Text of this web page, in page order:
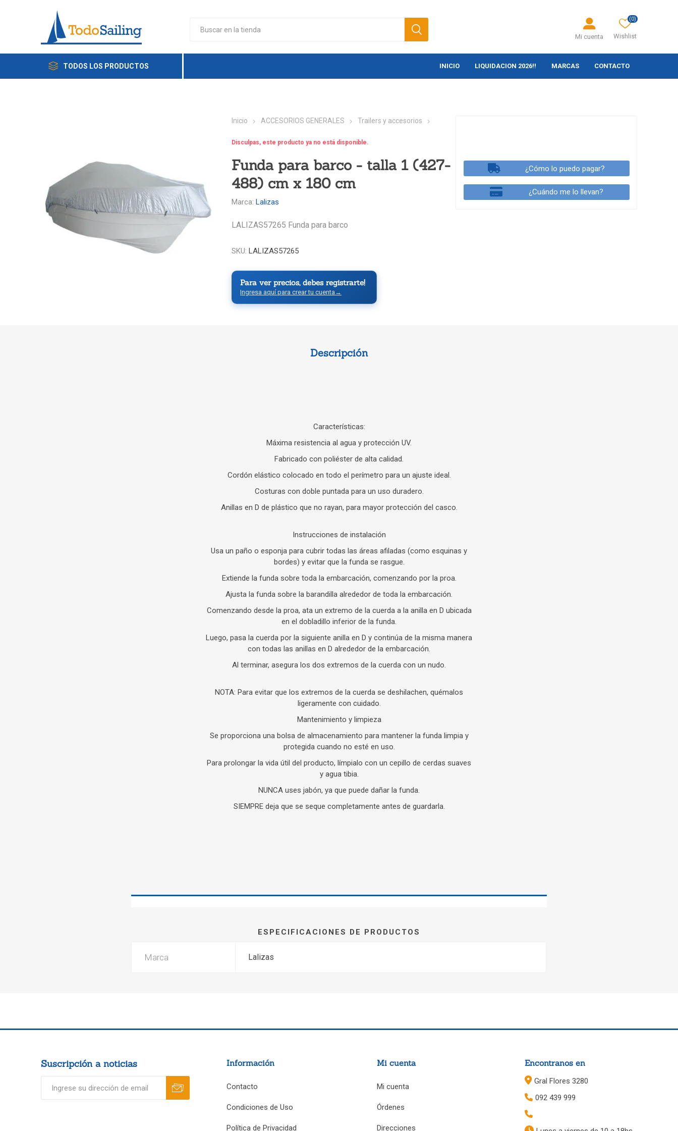
Mi cuenta Wishlist
(0)
TODOS LOS PRODUCTOS INICIO LIQUIDACION 2026!! MARCAS CONTACTO
Inicio ACCESORIOS GENERALES Trailers y accesorios
Disculpas, este producto ya no está disponible.
Funda para barco - talla 1 (427-
488) cm x 180 cm
Marca: Lalizas
LALIZAS57265 Funda para barco
SKU: LALIZAS57265
Para ver precios, debes registrarte!
Ingresa aquí para crear tu cuenta →
¿Cómo lo puedo pagar?
¿Cuándo me lo llevan?
Descripción
Características:
Máxima resistencia al agua y protección UV.
Fabricado con poliéster de alta calidad.
Cordón elástico colocado en todo el perímetro para un ajuste ideal.
Costuras con doble puntada para un uso duradero.
Anillas en D de plástico que no rayan, para mayor protección del casco.
Instrucciones de instalación
Usa un paño o esponja para cubrir todas las áreas afiladas (como esquinas y
bordes) y evitar que la funda se rasgue.
Extiende la funda sobre toda la embarcación, comenzando por la proa.
Ajusta la funda sobre la barandilla alrededor de toda la embarcación.
Comenzando desde la proa, ata un extremo de la cuerda a la anilla en D ubicada
en el dobladillo inferior de la funda.
Luego, pasa la cuerda por la siguiente anilla en D y continúa de la misma manera
con todas las anillas en D alrededor de la embarcación.
Al terminar, asegura los dos extremos de la cuerda con un nudo.
NOTA: Para evitar que los extremos de la cuerda se deshilachen, quémalos
ligeramente con cuidado.
Mantenimiento y limpieza
Se proporciona una bolsa de almacenamiento para mantener la funda limpia y
protegida cuando no esté en uso.
Para prolongar la vida útil del producto, límpialo con un cepillo de cerdas suaves
y agua tibia.
NUNCA uses jabón, ya que puede dañar la funda.
SIEMPRE deja que se seque completamente antes de guardarla.
ESPECIFICACIONES DE PRODUCTOS
Marca Lalizas
Suscripción a noticias Información
Contacto
Condiciones de Uso
Política de Privacidad
Mi cuenta
Mi cuenta
Órdenes
Direcciones
Encontranos en
Gral Flores 3280
092 439 999